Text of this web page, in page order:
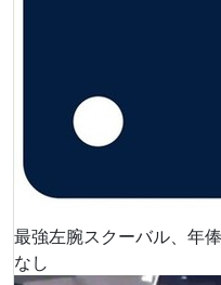
最強左腕スクーバル、年
なし